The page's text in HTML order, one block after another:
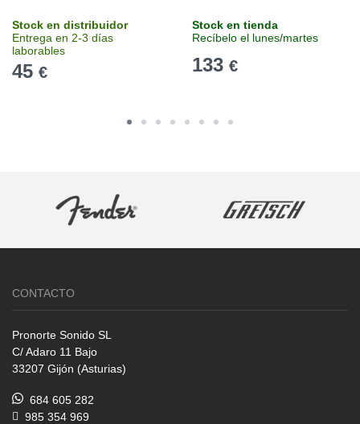
Stock en distribuidor
Entrega en 2-3 días
laborables
45 €
Stock en tienda
Recíbelo el lunes/martes
133 €
CONTACTO
Pronorte Sonido SL
C/ Adaro 11 Bajo
33207 Gijón (Asturias)
684 605 282
985 354 969